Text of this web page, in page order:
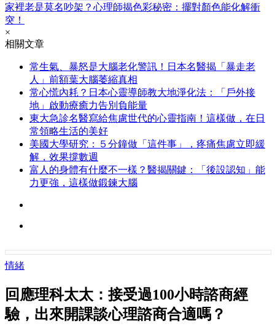
家裡老是莫名吵架？心理師揭色彩秘密：擺對顏色能化解衝
突！
×
相關文章
常生氣、暴怒是大腦老化警訊！日本名醫揭「暴走老
人」前額葉大腦萎縮真相
常心慌內耗？日本心靈導師教大地淨化法：「戶外接
地」啟動療癒力告別負能量
東大急診名醫寫給焦慮世代的心靈指南！這樣做，在日
常領略生活的美好
美國大學研究：５分鐘做「這件事」，疼痛焦慮立即緩
解，效果撐數週
富人的身體有什麼不一樣？醫揭關鍵：「後設認知」能
力更強，這樣做鍛鍊大腦
情緒
回應理科太太：接受過100小時諮商經
驗，出來開課談心理諮商合適嗎？